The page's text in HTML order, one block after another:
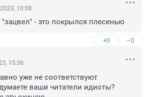
10:08
- это покрылся плесенью
+0 –0
15:36
уже не соответствуют
ваши читатели идиоты?